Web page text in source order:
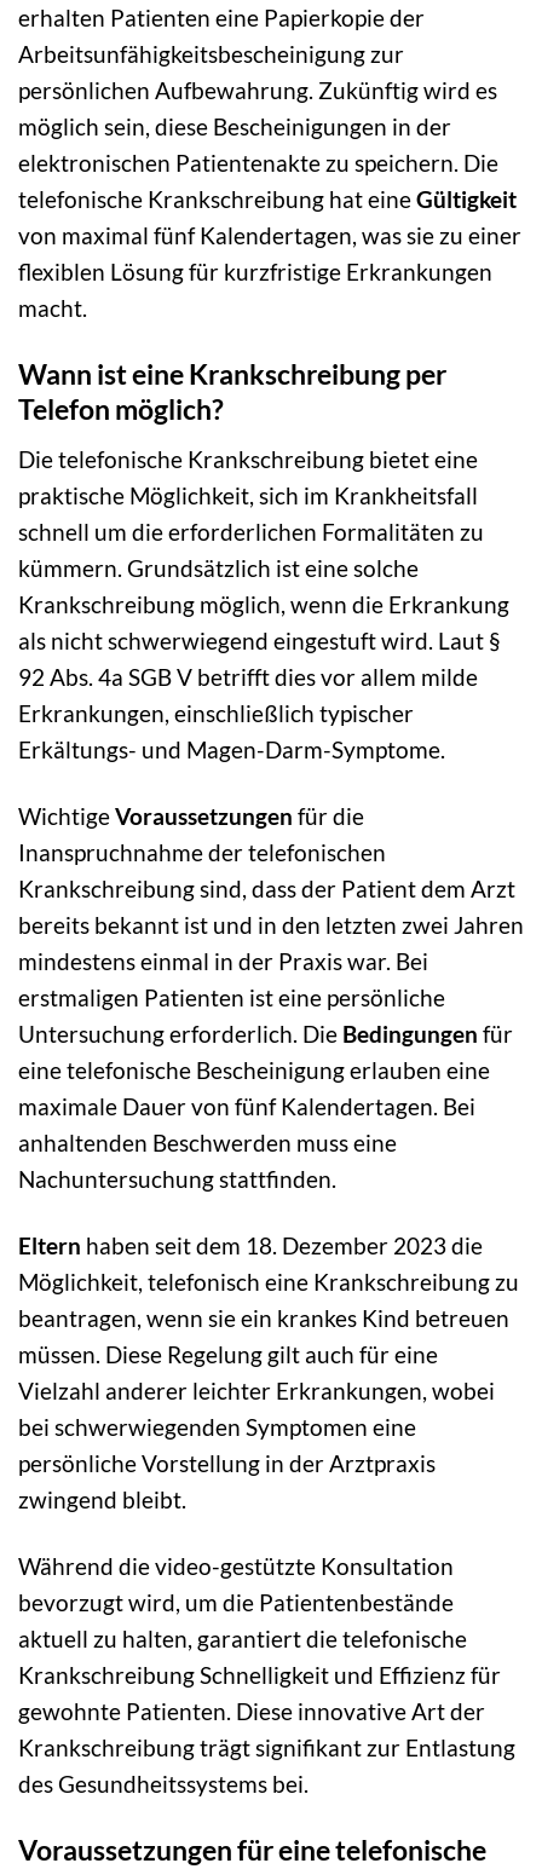
erhalten Patienten eine Papierkopie der
Arbeitsunfähigkeitsbescheinigung zur
persönlichen Aufbewahrung. Zukünftig wird es
möglich sein, diese Bescheinigungen in der
elektronischen Patientenakte zu speichern. Die
telefonische Krankschreibung hat eineGültigkeit
von maximal fünf Kalendertagen, was sie zu einer
flexiblen Lösung für kurzfristige Erkrankungen
macht.
Wann ist eine Krankschreibung per
Telefon möglich?
Die telefonische Krankschreibung bietet eine
praktische Möglichkeit, sich im Krankheitsfall
schnell um die erforderlichen Formalitäten zu
kümmern. Grundsätzlich ist eine solche
Krankschreibung möglich, wenn die Erkrankung
als nicht schwerwiegend eingestuft wird. Laut §
92 Abs. 4a SGB V betrifft dies vor allem milde
Erkrankungen, einschließlich typischer
Erkältungs- und Magen-Darm-Symptome.
WichtigeVoraussetzungen für die
Inanspruchnahme der telefonischen
Krankschreibung sind, dass der Patient dem Arzt
bereits bekannt ist und in den letzten zwei Jahren
mindestens einmal in der Praxis war. Bei
erstmaligen Patienten ist eine persönliche
Untersuchung erforderlich. Die Bedingungen für
eine telefonische Bescheinigung erlauben eine
maximale Dauer von fünf Kalendertagen. Bei
anhaltenden Beschwerden muss eine
Nachuntersuchung stattfinden.
Eltern haben seit dem 18. Dezember 2023 die
Möglichkeit, telefonisch eine Krankschreibung zu
beantragen, wenn sie ein krankes Kind betreuen
müssen. Diese Regelung gilt auch für eine
Vielzahl anderer leichter Erkrankungen, wobei
bei schwerwiegenden Symptomen eine
persönliche Vorstellung in der Arztpraxis
zwingend bleibt.
Während die video-gestützte Konsultation
bevorzugt wird, um die Patientenbestände
aktuell zu halten, garantiert die telefonische
Krankschreibung Schnelligkeit und Effizienz für
gewohnte Patienten. Diese innovative Art der
Krankschreibung trägt signifikant zur Entlastung
des Gesundheitssystems bei.
Voraussetzungen für eine telefonische